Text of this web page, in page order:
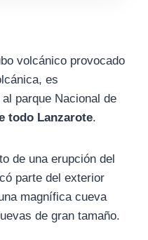
volcánico provocado
es
parque Nacional de
todo Lanzarote.
de una erupción del
parte del exterior
magnífica cueva
de gran tamaño.